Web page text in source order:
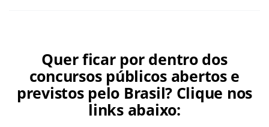
Quer ficar por dentro dos
concursos públicos abertos e
previstos pelo Brasil? Clique nos
links abaixo: